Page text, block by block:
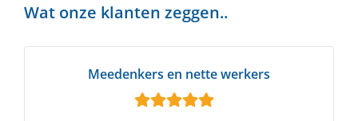
Wat onze klanten zeggen..
Meedenkers en nette werkers